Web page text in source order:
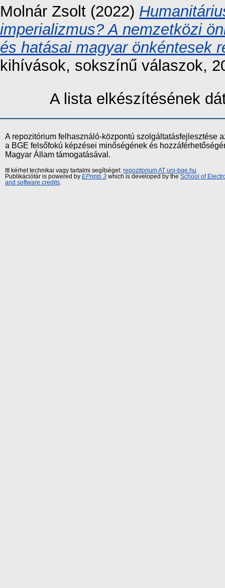
Molnár Zsolt (2022)
imperializmus? A nemzetközi
és hatásai magyar önkéntesek
kihívások, sokszínű válaszok,
A lista elkészítésének
A repozitórium felhasználó-központú szolgáltatásfejlesztése
a BGE felsőfokú képzései minőségének és
Magyar Állam támogatásával.
Itt kérhet technikai vagy tartalmi segítséget: repozitorium AT uni-bge.hu
Publikációtár is powered by EPrints 3 which is developed by the School of
and software credits